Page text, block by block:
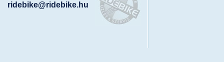
ridebike@ridebike.hu